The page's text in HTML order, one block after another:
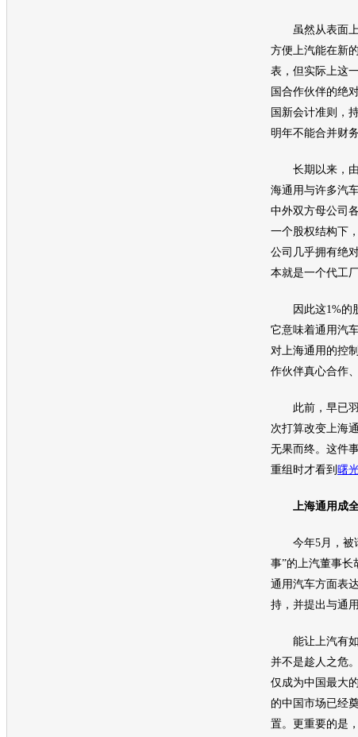
虽然从表面上
方便上汽能在新
表，但实际上这
国合作伙伴的绝
国新会计准则，
明年不能合并财务
长期以来，由
海通用与许多汽
中外双方母公司
一个股权结构下
公司几乎拥有绝
本就是一个代工厂
因此这1%的股
它意味着通用汽
对 上海通用 的控
作伙伴真心合作
此前，早已羽
次打算改变 上海
无果而终。这件
重组时才看到 曙
上海通用 成
今年5月，被
事”的上汽董事长
通用汽车方面表
持，并提出与通用
能让上汽有如
并不是趁人之危
仅成为中国最大的
的中国市场已经
置。更重要的是，